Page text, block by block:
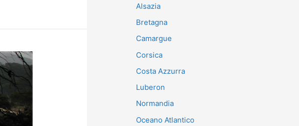
Alsazia
Bretagna
Camargue
Corsica
Costa Azzurra
Luberon
Normandia
Oceano Atlantico